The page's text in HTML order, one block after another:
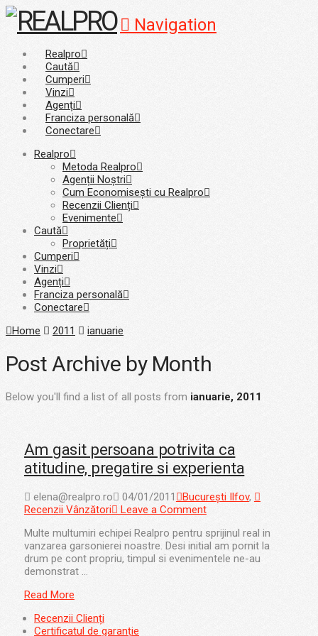
Navigation
Realpro
Caută
Cumperi
Vinzi
Agenți
Franciza personală
Conectare
Realpro
Metoda Realpro
Agenții Noștri
Cum Economisești cu Realpro
Recenzii Clienți
Evenimente
Caută
Proprietăți
Cumperi
Vinzi
Agenți
Franciza personală
Conectare
Home
2011 ianuarie
Post Archive by Month
Below you'll find a list of all posts from ianuarie, 2011
Am gasit persoana potrivita ca
atitudine, pregatire si experienta
elena@realpro.ro 04/01/2011 București Ilfov,
Recenzii Vânzători
Leave a Comment
Multe multumiri echipei Realpro pentru sprijinul real in
vanzarea garsonierei noastre. Desi initial am pornit la
drum pe cont propriu, timpul si evenimentele ne-au
demonstrat …
Read More
Recenzii Clienți
Certificatul de garanție